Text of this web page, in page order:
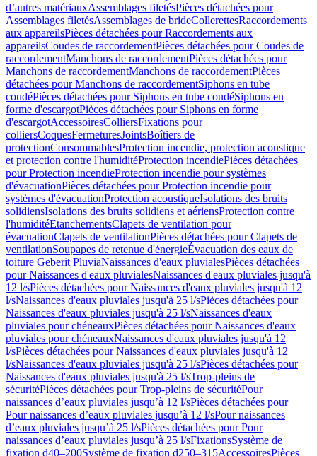
d’autres matériauxAssemblages filetésPièces détachées pour
Assemblages filetésAssemblages de brideCollerettesRaccordements
aux appareilsPièces détachées pour Raccordements aux
appareilsCoudes de raccordementPièces détachées pour Coudes de
raccordementManchons de raccordementPièces détachées pour
Manchons de raccordementManchons de raccordementPièces
détachées pour Manchons de raccordementSiphons en tube
coudéPièces détachées pour Siphons en tube coudéSiphons en
forme d'escargotPièces détachées pour Siphons en forme
d'escargotAccessoiresColliersFixations pour
colliersCoquesFermeturesJointsBoîtiers de
protectionConsommablesProtection incendie, protection acoustique
et protection contre l'humiditéProtection incendiePièces détachées
pour Protection incendieProtection incendie pour systèmes
d'évacuationPièces détachées pour Protection incendie pour
systèmes d'évacuationProtection acoustiqueIsolations des bruits
solidiensIsolations des bruits solidiens et aériensProtection contre
l'humiditéEtanchementsClapets de ventilation pour
évacuationClapets de ventilationPièces détachées pour Clapets de
ventilationSoupapes de retenue d'énergieÉvacuation des eaux de
toiture Geberit PluviaNaissances d'eaux pluvialesPièces détachées
pour Naissances d'eaux pluvialesNaissances d'eaux pluviales jusqu'à
12 l/sPièces détachées pour Naissances d'eaux pluviales jusqu'à 12
l/sNaissances d'eaux pluviales jusqu'à 25 l/sPièces détachées pour
Naissances d'eaux pluviales jusqu'à 25 l/sNaissances d'eaux
pluviales pour chéneauxPièces détachées pour Naissances d'eaux
pluviales pour chéneauxNaissances d'eaux pluviales jusqu'à 12
l/sPièces détachées pour Naissances d'eaux pluviales jusqu'à 12
l/sNaissances d'eaux pluviales jusqu'à 25 l/sPièces détachées pour
Naissances d'eaux pluviales jusqu'à 25 l/sTrop-pleins de
sécuritéPièces détachées pour Trop-pleins de sécuritéPour
naissances d’eaux pluviales jusqu’à 12 l/sPièces détachées pour
Pour naissances d’eaux pluviales jusqu’à 12 l/sPour naissances
d’eaux pluviales jusqu’à 25 l/sPièces détachées pour Pour
naissances d’eaux pluviales jusqu’à 25 l/sFixationsSystème de
fixation d40–200Système de fixation d250–315AccessoiresPièces